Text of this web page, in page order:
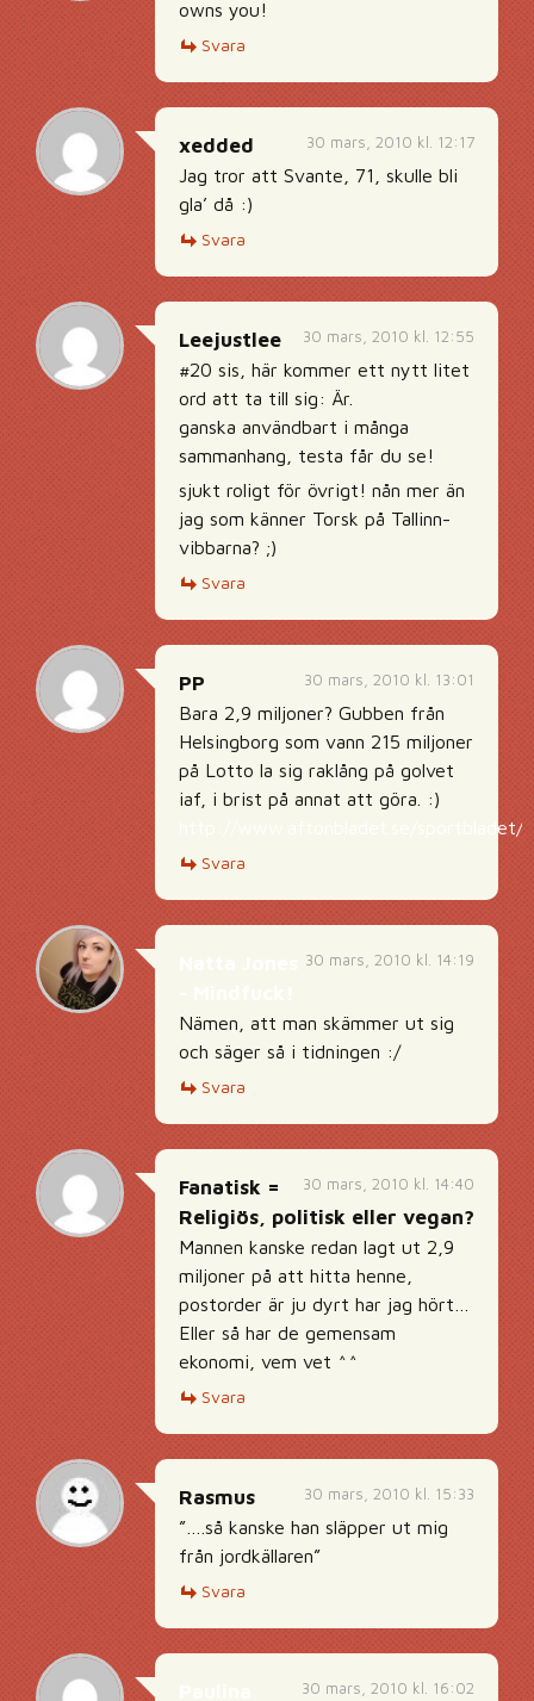
owns you!
Svara
30 mars, 2010 kl. 12:17
xedded
Jag tror att Svante, 71, skulle bli
gla’ då :)
Svara
30 mars, 2010 kl. 12:55
Leejustlee
#20 sis, här kommer ett nytt litet
ord att ta till sig: Är.
ganska användbart i många
sammanhang, testa får du se!
sjukt roligt för övrigt! nån mer än
jag som känner Torsk på Tallinn-
vibbarna? ;)
Svara
30 mars, 2010 kl. 13:01
PP
Bara 2,9 miljoner? Gubben från
Helsingborg som vann 215 miljoner
på Lotto la sig raklång på golvet
iaf, i brist på annat att göra. :)
http://www.aftonbladet.se/sportbladet/
Svara
30 mars, 2010 kl. 14:19
Nämen, att man skämmer ut sig
och säger så i tidningen :/
Svara
30 mars, 2010 kl. 14:40
Fanatisk =
Religiös, politisk eller vegan?
Mannen kanske redan lagt ut 2,9
miljoner på att hitta henne,
postorder är ju dyrt har jag hört…
Eller så har de gemensam
ekonomi, vem vet ^^
Svara
30 mars, 2010 kl. 15:33
Rasmus
”….så kanske han släpper ut mig
från jordkällaren”
Svara
30 mars, 2010 kl. 16:02